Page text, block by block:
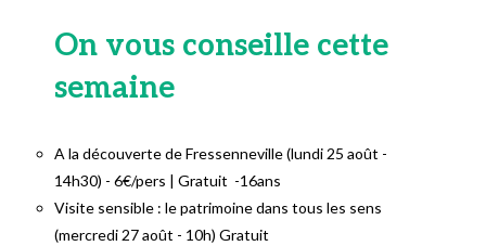
On vous conseille cette
semaine
A la découverte de Fressenneville (lundi 25 août -
14h30) - 6€/pers | Gratuit -16ans
Visite sensible : le patrimoine dans tous les sens
(mercredi 27 août - 10h) Gratuit